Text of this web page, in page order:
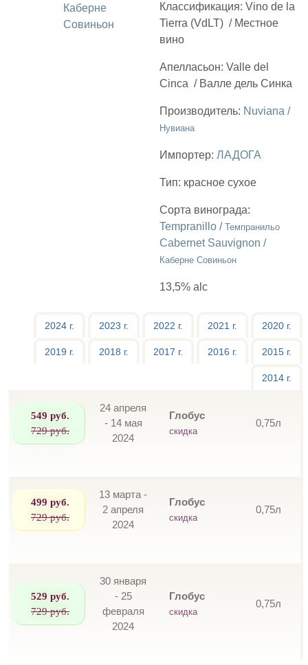
Классификация: Vino de la
Tierra (VdLT) / Местное
вино
Апелласьон: Valle del
Cinca / Валле дель Синка
Производитель: Nuviana /
Нувиана
Импортер: ЛАДОГА
Тип: красное сухое
Сорта винограда:
Tempranillo / Темпранильо
Cabernet Sauvignon /
Каберне Совиньон
13,5% alc
2024 г. 2023 г. 2022 г. 2021 г. 2020 г.
2019 г. 2018 г. 2017 г. 2016 г. 2015 г.
2014 г.
549 руб.
729 руб.
24 апреля
- 14 мая
2024
Глобус
скидка
0,75л
499 руб.
729 руб.
13 марта -
2 апреля
2024
Глобус
скидка
0,75л
529 руб.
729 руб.
30 января
- 25
февраля
2024
Глобус
скидка
0,75л